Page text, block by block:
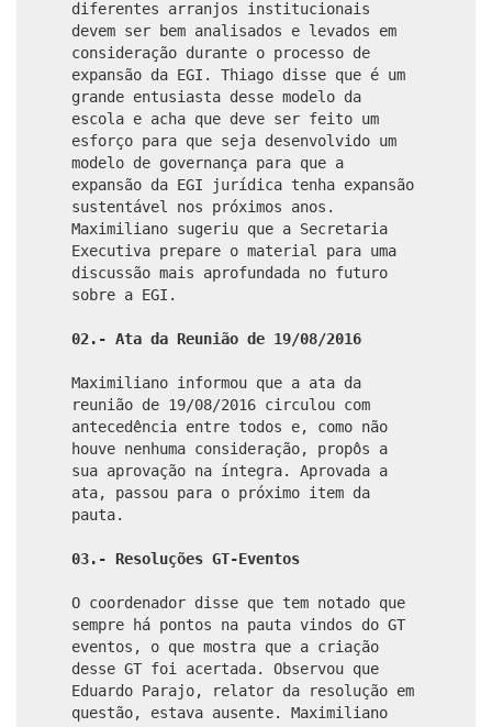
diferentes arranjos institucionais
devem ser bem analisados e levados em
consideração durante o processo de
expansão da EGI. Thiago disse que é um
grande entusiasta desse modelo da
escola e acha que deve ser feito um
esforço para que seja desenvolvido um
modelo de governança para que a
expansão da EGI jurídica tenha expansão
sustentável nos próximos anos.
Maximiliano sugeriu que a Secretaria
Executiva prepare o material para uma
discussão mais aprofundada no futuro
sobre a EGI.
02.- Ata da Reunião de 19/08/2016
Maximiliano informou que a ata da
reunião de 19/08/2016 circulou com
antecedência entre todos e, como não
houve nenhuma consideração, propôs a
sua aprovação na íntegra. Aprovada a
ata, passou para o próximo item da
pauta.
03.- Resoluções GT-Eventos
O coordenador disse que tem notado que
sempre há pontos na pauta vindos do GT
eventos, o que mostra que a criação
desse GT foi acertada. Observou que
Eduardo Parajo, relator da resolução em
questão, estava ausente. Maximiliano